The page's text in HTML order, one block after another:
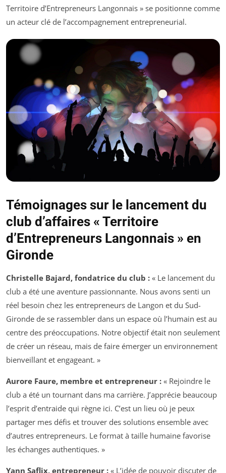
Territoire d’Entrepreneurs Langonnais » se positionne comme
un acteur clé de l’accompagnement entrepreneurial.
Témoignages sur le lancement du
club d’affaires « Territoire
d’Entrepreneurs Langonnais » en
Gironde
Christelle Bajard, fondatrice du club : « Le lancement du
club a été une aventure passionnante. Nous avons senti un
réel besoin chez les entrepreneurs de Langon et du Sud-
Gironde de se rassembler dans un espace où l’humain est au
centre des préoccupations. Notre objectif était non seulement
de créer un réseau, mais de faire émerger un environnement
bienveillant et engageant. »
Aurore Faure, membre et entrepreneur : « Rejoindre le
club a été un tournant dans ma carrière. J’apprécie beaucoup
l’esprit d’entraide qui règne ici. C’est un lieu où je peux
partager mes défis et trouver des solutions ensemble avec
d’autres entrepreneurs. Le format à taille humaine favorise
les échanges authentiques. »
Yann Saflix, entrepreneur : « L’idée de pouvoir discuter de